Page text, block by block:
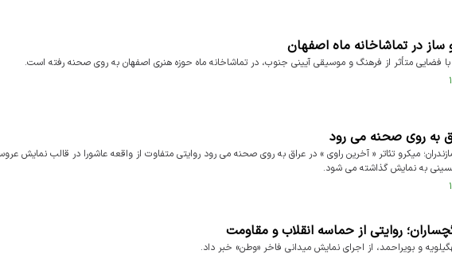
ساز در تماشاخانه ماه اصفهان
به روی صحنه می رود
میکرو تئاتر « آخرین راوی » در عراق به روی صحنه می رود روایتی متفاوت از واقعه عاشورا در قالب نمایش
حسینی به نمایش گذاشته می شود.
روایتی از حماسه انقلاب و مقاومت
و بویراحمد، از اجرای نمایش میدانی فاخر «وطن» خبر داد.